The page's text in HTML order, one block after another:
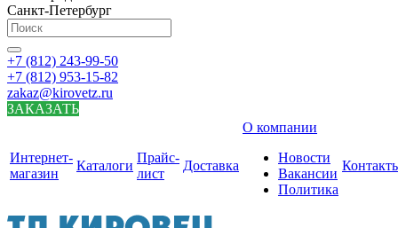
Санкт-Петербург
+7 (812) 243-99-50
+7 (812) 953-15-82
zakaz@kirovetz.ru
ЗАКАЗАТЬ
Интернет-
магазин
Каталоги
Прайс-
лист
Доставка
О компании
Новости
Вакансии
Политика